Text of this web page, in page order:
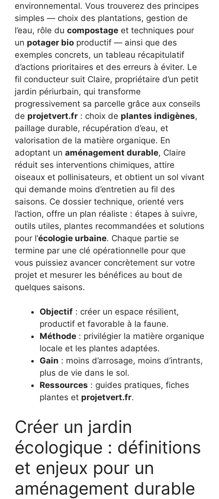
environnemental. Vous trouverez des principes
simples — choix des plantations, gestion de
l’eau, rôle du compostage et techniques pour
un potager bio productif — ainsi que des
exemples concrets, un tableau récapitulatif
d’actions prioritaires et des erreurs à éviter. Le
fil conducteur suit Claire, propriétaire d’un petit
jardin périurbain, qui transforme
progressivement sa parcelle grâce aux conseils
de projetvert.fr : choix de plantes indigènes,
paillage durable, récupération d’eau, et
valorisation de la matière organique. En
adoptant un aménagement durable, Claire
réduit ses interventions chimiques, attire
oiseaux et pollinisateurs, et obtient un sol vivant
qui demande moins d’entretien au fil des
saisons. Ce dossier technique, orienté vers
l’action, offre un plan réaliste : étapes à suivre,
outils utiles, plantes recommandées et solutions
pour l’écologie urbaine. Chaque partie se
termine par une clé opérationnelle pour que
vous puissiez avancer concrètement sur votre
projet et mesurer les bénéfices au bout de
quelques saisons.
Objectif : créer un espace résilient,
productif et favorable à la faune.
Méthode : privilégier la matière organique
locale et les plantes adaptées.
Gain : moins d’arrosage, moins d’intrants,
plus de vie dans le sol.
Ressources : guides pratiques, fiches
plantes et projetvert.fr.
Créer un jardin
écologique : définitions
et enjeux pour un
aménagement durable